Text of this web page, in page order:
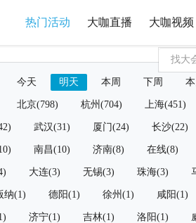
热门活动 大咖直播 大咖视频
今天 明天 本周 下周
北京(798) 杭州(704) 上海(451)
武汉(31) 厦门(24) 长沙(22)
南昌(10) 济南(8) 在线(8)
大连(3) 无锡(3) 珠海(3)
纳(1) 德阳(1) 徐州(1) 咸阳(1)
济宁(1) 吉林(1) 洛阳(1)